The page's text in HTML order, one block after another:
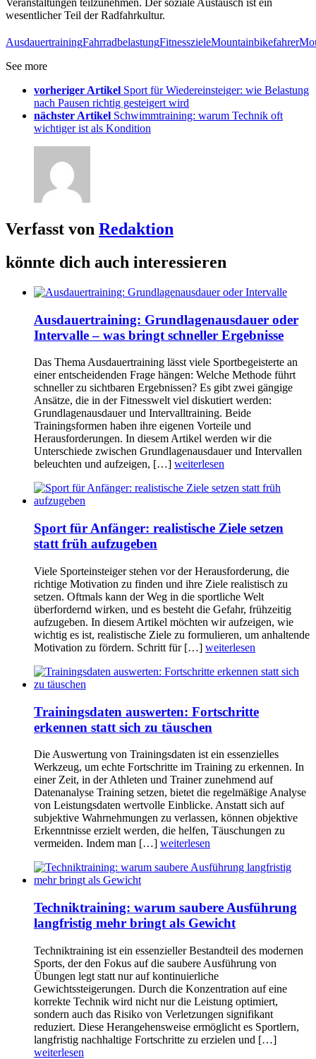
Veranstaltungen teilzunehmen. Der soziale Austausch ist ein
wesentlicher Teil der Radfahrkultur.
AusdauertrainingFahrradbelastungFitnesszieleMountainbikefahrer
See more
vorheriger Artikel Sport für Wiedereinsteiger: wie Belastung
nach Pausen richtig gesteigert wird
nächster Artikel Schwimmtraining: warum Technik oft
wichtiger ist als Kondition
Verfasst von Redaktion
könnte dich auch interessieren
Ausdauertraining: Grundlagenausdauer oder
Intervalle – was bringt schneller Ergebnisse
Das Thema Ausdauertraining lässt viele Sportbegeisterte an
einer entscheidenden Frage hängen: Welche Methode führt
schneller zu sichtbaren Ergebnissen? Es gibt zwei gängige
Ansätze, die in der Fitnesswelt viel diskutiert werden:
Grundlagenausdauer und Intervalltraining. Beide
Trainingsformen haben ihre eigenen Vorteile und
Herausforderungen. In diesem Artikel werden wir die
Unterschiede zwischen Grundlagenausdauer und Intervallen
beleuchten und aufzeigen, […] weiterlesen
Sport für Anfänger: realistische Ziele setzen
statt früh aufzugeben
Viele Sporteinsteiger stehen vor der Herausforderung, die
richtige Motivation zu finden und ihre Ziele realistisch zu
setzen. Oftmals kann der Weg in die sportliche Welt
überfordernd wirken, und es besteht die Gefahr, frühzeitig
aufzugeben. In diesem Artikel möchten wir aufzeigen, wie
wichtig es ist, realistische Ziele zu formulieren, um anhaltende
Motivation zu fördern. Schritt für […] weiterlesen
Trainingsdaten auswerten: Fortschritte
erkennen statt sich zu täuschen
Die Auswertung von Trainingsdaten ist ein essenzielles
Werkzeug, um echte Fortschritte im Training zu erkennen. In
einer Zeit, in der Athleten und Trainer zunehmend auf
Datenanalyse Training setzen, bietet die regelmäßige Analyse
von Leistungsdaten wertvolle Einblicke. Anstatt sich auf
subjektive Wahrnehmungen zu verlassen, können objektive
Erkenntnisse erzielt werden, die helfen, Täuschungen zu
vermeiden. Indem man […] weiterlesen
Techniktraining: warum saubere Ausführung
langfristig mehr bringt als Gewicht
Techniktraining ist ein essenzieller Bestandteil des modernen
Sports, der den Fokus auf die saubere Ausführung von
Übungen legt statt nur auf kontinuierliche
Gewichtssteigerungen. Durch die Konzentration auf eine
korrekte Technik wird nicht nur die Leistung optimiert,
sondern auch das Risiko von Verletzungen signifikant
reduziert. Diese Herangehensweise ermöglicht es Sportlern,
langfristig nachhaltige Fortschritte zu erzielen und […]
weiterlesen